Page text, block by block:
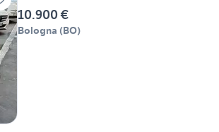
10.900 €
Bologna (BO)